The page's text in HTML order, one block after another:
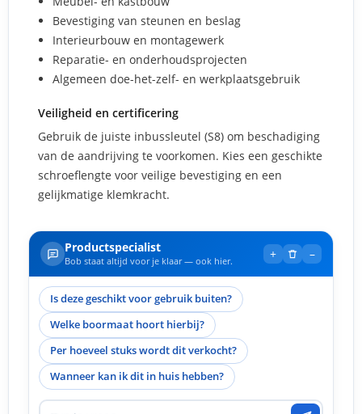
Bevestiging van steunen en beslag
Interieurbouw en montagewerk
Reparatie- en onderhoudsprojecten
Algemeen doe-het-zelf- en werkplaatsgebruik
Veiligheid en certificering
Gebruik de juiste inbussleutel (S8) om beschadiging
van de aandrijving te voorkomen. Kies een geschikte
schroeflengte voor veilige bevestiging en een
gelijkmatige klemkracht.
Productspecialist
Bob staat altijd voor je klaar — ook hier. + –
Is deze geschikt voor gebruik buiten?
Welke boormaat hoort hierbij?
Per hoeveel stuks wordt dit verkocht?
Wanneer kan ik dit in huis hebben?